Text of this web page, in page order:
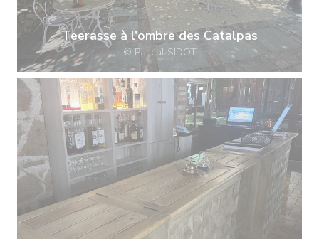
Teerasse à l'ombre des Catalpas
© Pascal SIDOT